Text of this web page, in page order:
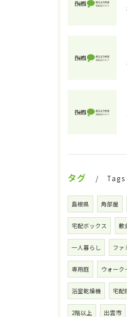
タグ Tags
島根県 角部屋
宅配ボックス 敷
一人暮らし ファ
専用庭 ウォーク
浴室乾燥機 宅配
2階以上 出雲市